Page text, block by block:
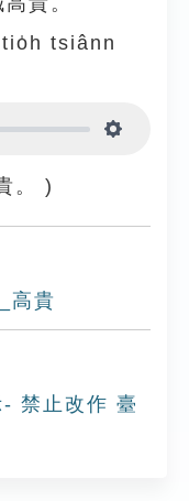
tsiânn
。 )
高貴
禁止改作 臺